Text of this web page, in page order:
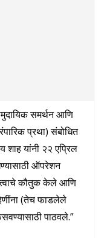
समर्थन आणि
प्रथा) संबोधित
शाह यांनी २२ एप्रिल
ऑपरेशन
कौतुक केले आणि
(तेच फाडलेले
पाठवले.”